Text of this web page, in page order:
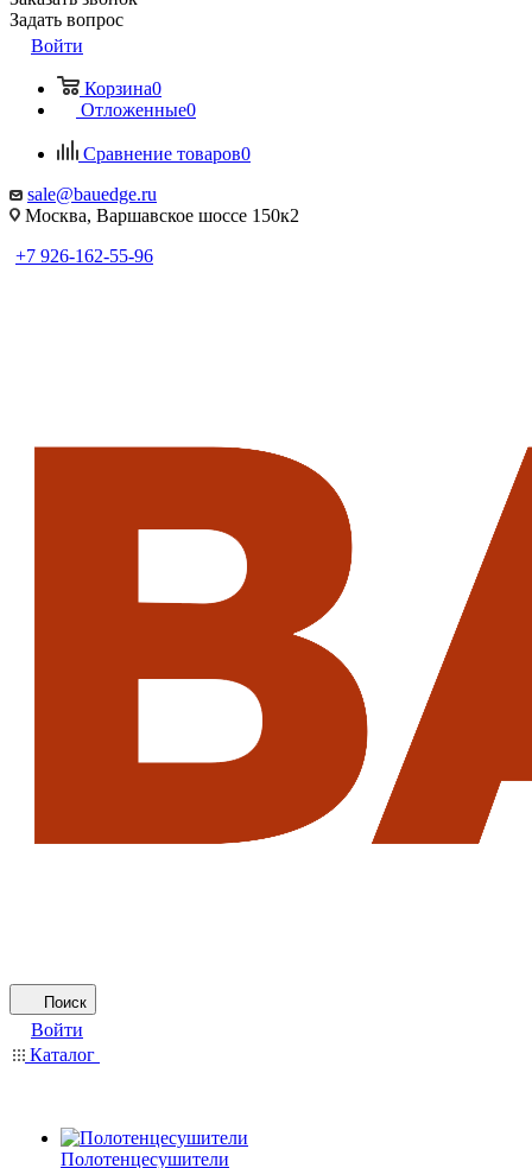
Задать вопрос
Войти
Корзина0
Отложенные0
Сравнение товаров0
sale@bauedge.ru
Москва, Варшавское шоссе 150к2
+7 926-162-55-96
Поиск
Войти
Каталог
Полотенцесушители